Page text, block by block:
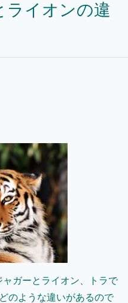
ライオンの違
ガーとライオン、トラで
のような違いがあるので